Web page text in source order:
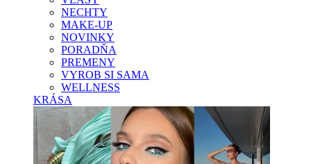
NECHTY
MAKE-UP
NOVINKY
PORADŇA
PREMENY
VYROB SI SAMA
WELLNESS
KRÁSA